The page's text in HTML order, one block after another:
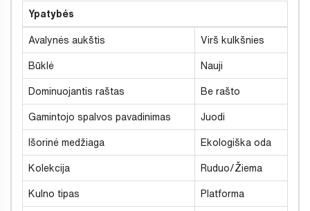
Ypatybės
Avalynės aukštis Virš kulkšnies
Būklė Nauji
Dominuojantis raštas Be rašto
Gamintojo spalvos pavadinimas Juodi
Išorinė medžiaga Ekologiška oda
Kolekcija Ruduo/Žiema
Kulno tipas Platforma